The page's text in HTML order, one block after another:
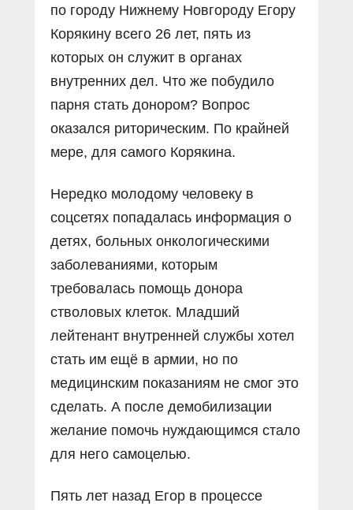
по городу Нижнему Новгороду Егору
Корякину всего 26 лет, пять из
которых он служит в органах
внутренних дел. Что же побудило
парня стать донором? Вопрос
оказался риторическим. По крайней
мере, для самого Корякина.
Нередко молодому человеку в
соцсетях попадалась информация о
детях, больных онкологическими
заболеваниями, которым
требовалась помощь донора
стволовых клеток. Младший
лейтенант внутренней службы хотел
стать им ещё в армии, но по
медицинским показаниям не смог это
сделать. А после демобилизации
желание помочь нуждающимся стало
для него самоцелью.
Пять лет назад Егор в процессе